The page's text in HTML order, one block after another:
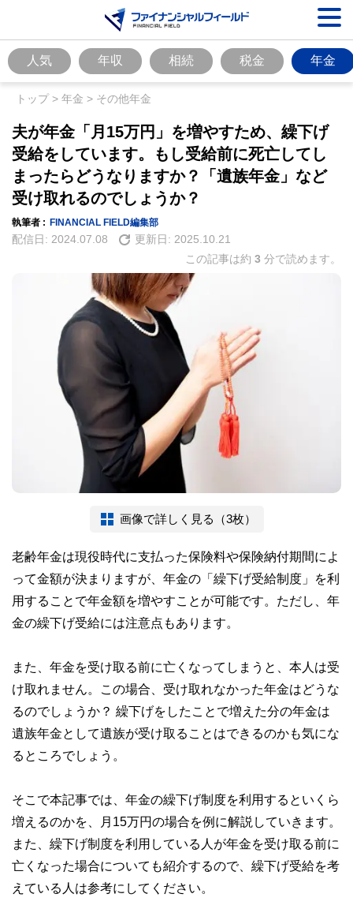
人気 年収 相続 税金 年金
トップ> 年金 > その他年金
夫が年金「月15万円」を増やすため、繰下げ
受給をしています。もし受給前に死亡してし
まったらどうなりますか？「遺族年金」など
受け取れるのでしょうか？
執筆者 : FINANCIAL FIELD編集部
配信日: 2024.07.08 更新日: 2025.10.21
この記事は約 3 分で読めます。
画像で詳しく見る（3枚）
老齢年金は現役時代に支払った保険料や保険納付期間によ
って金額が決まりますが、年金の「繰下げ受給制度」を利
用することで年金額を増やすことが可能です。ただし、年
金の繰下げ受給には注意点もあります。
また、年金を受け取る前に亡くなってしまうと、本人は受
け取れません。この場合、受け取れなかった年金はどうな
るのでしょうか？ 繰下げをしたことで増えた分の年金は
遺族年金として遺族が受け取ることはできるのかも気にな
るところでしょう。
そこで本記事では、年金の繰下げ制度を利用するといくら
増えるのかを、月15万円の場合を例に解説していきます。
また、繰下げ制度を利用している人が年金を受け取る前に
亡くなった場合についても紹介するので、繰下げ受給を考
えている人は参考にしてください。